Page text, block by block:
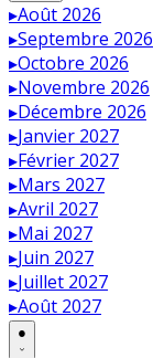
▸Août 2026
▸Septembre 2026
▸Octobre 2026
▸Novembre 2026
▸Décembre 2026
▸Janvier 2027
▸Février 2027
▸Mars 2027
▸Avril 2027
▸Mai 2027
▸Juin 2027
▸Juillet 2027
▸Août 2027
●